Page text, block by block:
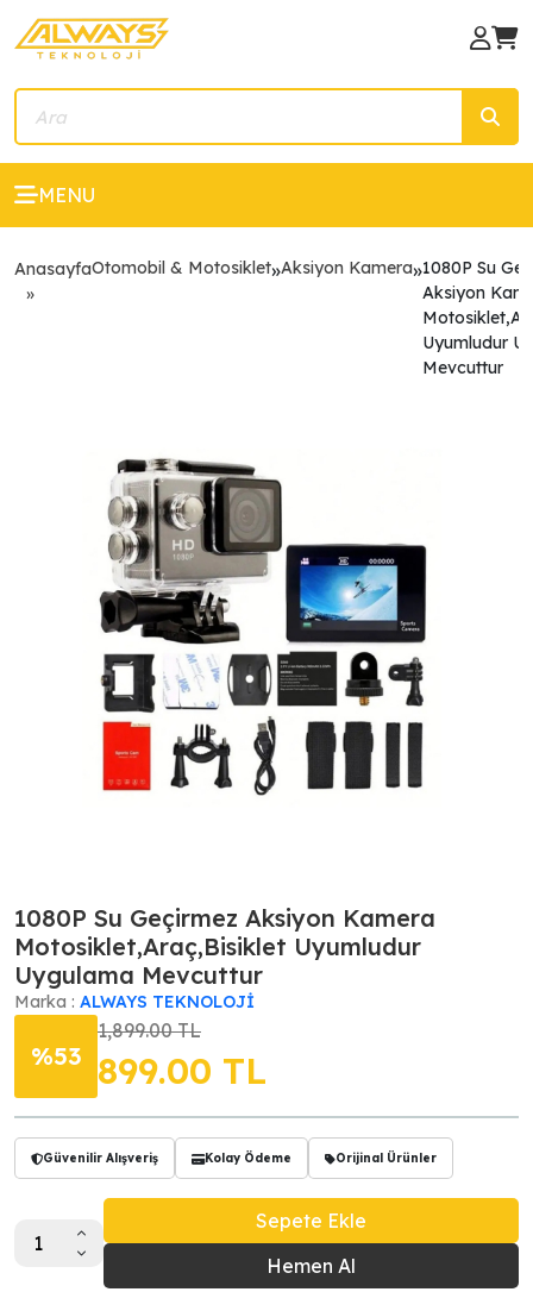
MENU
AnasayfaOtomobil & Motosiklet»Aksiyon Kamera»1080P Su
Aksiyon
Uyumludur
Mevcuttur
1080P Su Geçirmez Aksiyon Kamera
Motosiklet,Araç,Bisiklet Uyumludur
Uygulama Mevcuttur
Marka : ALWAYS TEKNOLOJİ
%53
1,899.00 TL
899.00 TL
Güvenilir Alışveriş Kolay Ödeme Orijinal Ürünler
Sepete Ekle
Hemen Al